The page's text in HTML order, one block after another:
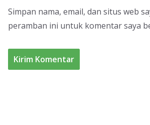
Simpan nama, email, dan situs web
peramban ini untuk komentar saya